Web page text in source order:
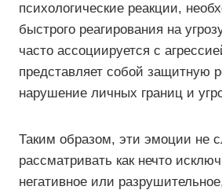
психологические реакции,
быстрого реагирования на
часто ассоциируется с
представляет собой защитную
нарушение личных границ и
Таким образом, эти эмоции не
рассматривать как нечто
негативное или